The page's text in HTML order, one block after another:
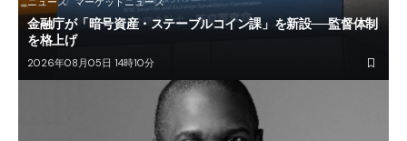
金融庁が「暗号資産・ステーブルコイン課」を新設──監督体制
を格上げ
2026年08月05日 14時10分